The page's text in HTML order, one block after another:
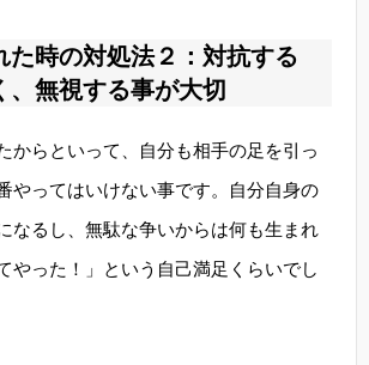
た時の対処法２：対抗する
、無視する事が大切
からといって、自分も相手の足を引っ
やってはいけない事です。自分自身の
なるし、無駄な争いからは何も生まれ
やった！」という自己満足くらいでし